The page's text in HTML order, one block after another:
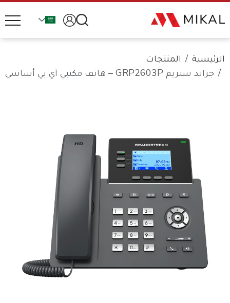
الرئيسية
المنتجات
جراند ستريم GRP2603P – هاتف مكتبي آي بي أساسي